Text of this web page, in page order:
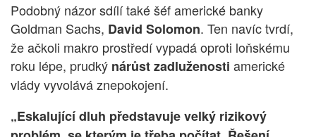
Podobný názor sdílí také šéf americké banky
Goldman Sachs, David Solomon. Ten navíc tvrdí,
že ačkoli makro prostředí vypadá oproti loňskému
roku lépe, prudký nárůst zadluženosti americké
vlády vyvolává znepokojení.
„Eskalující dluh představuje velký rizikový